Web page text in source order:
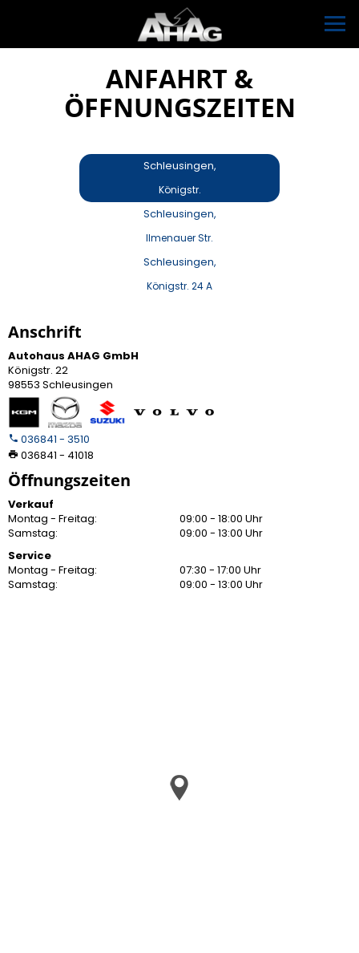
ANFAHRT &
ÖFFNUNGSZEITEN
Schleusingen,
Königstr.
Schleusingen,
Ilmenauer Str.
Schleusingen,
Königstr. 24 A
Anschrift
Autohaus AHAG GmbH
Königstr. 22
98553 Schleusingen
036841 - 3510
036841 - 41018
Öffnungszeiten
Verkauf
Montag - Freitag:
09:00 - 18:00 Uhr
Samstag:
09:00 - 13:00 Uhr
Service
Montag - Freitag:
07:30 - 17:00 Uhr
Samstag:
09:00 - 13:00 Uhr